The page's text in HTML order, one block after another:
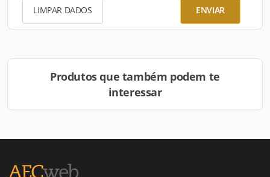
LIMPAR DADOS ENVIAR
Produtos que também podem te
interessar